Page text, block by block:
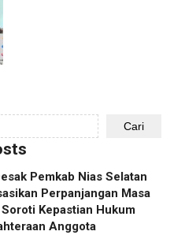
Cari
Pemkab Nias Selatan
Perpanjangan Masa
Soroti Kepastian Hukum
Anggota